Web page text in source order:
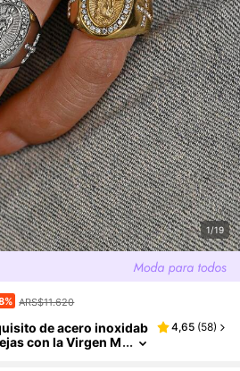
1/19
ARS$11.620
de acero inoxidab
con la Virgen M
4,65 (58)